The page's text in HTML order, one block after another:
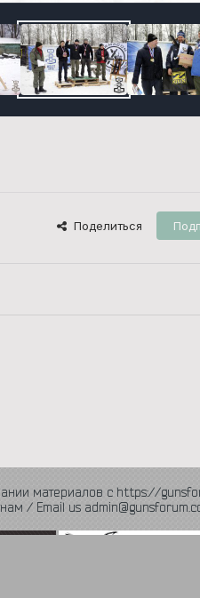
Поделиться
материалов с https://
/ Email us